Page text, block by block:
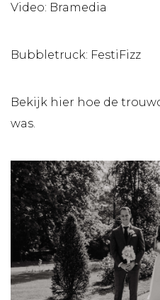
Video: Bramedia
Bubbletruck: FestiFizz
Bekijk hier hoe de
was.